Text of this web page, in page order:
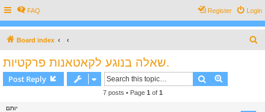
FAQ Login
Register
Board index
שאלה בנוגע לקאטאנות פרקטיות.
Post Reply Search
7 posts • Page 1 of 1
יותם